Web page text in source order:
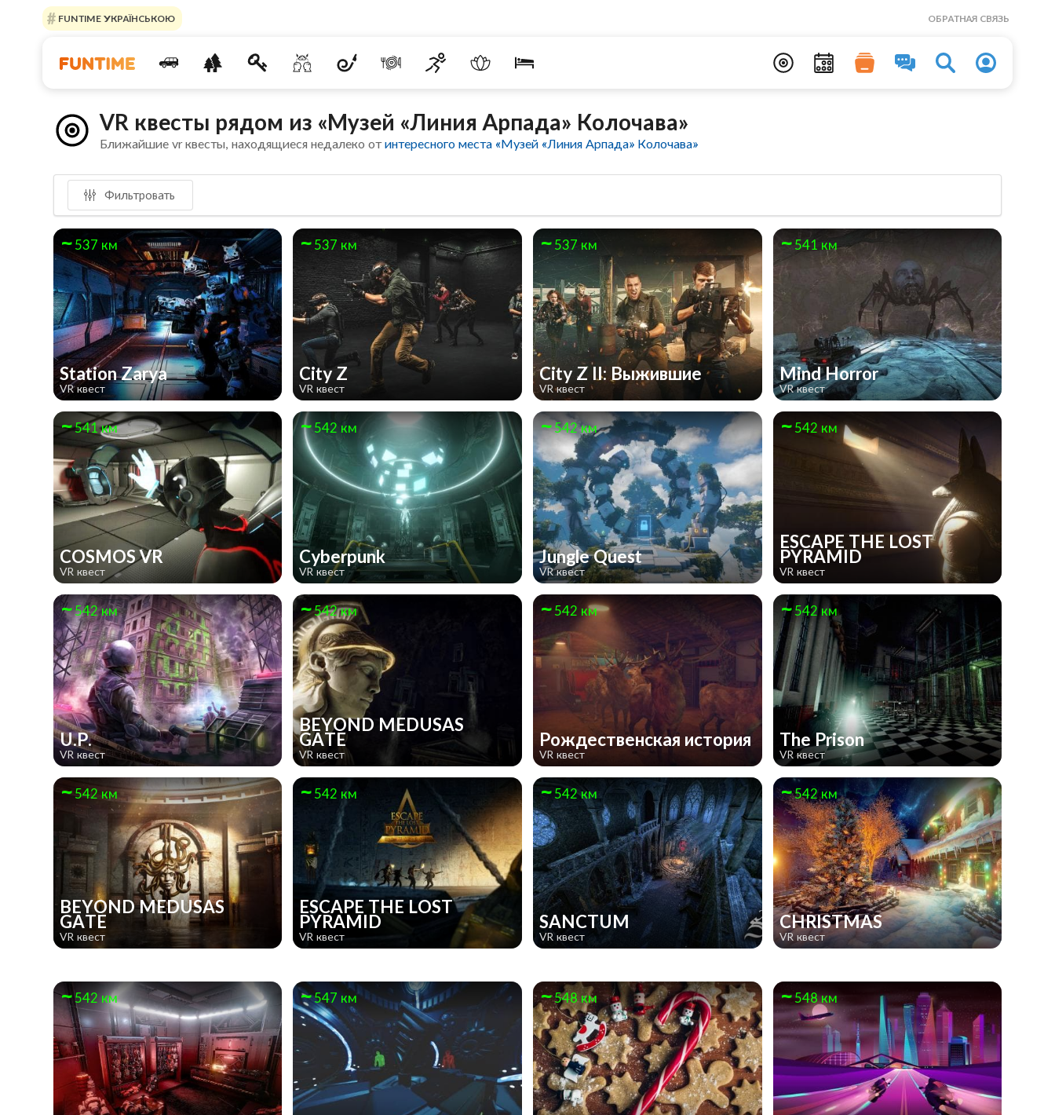
FUNTIME УКРАЇНСЬКОЮ ОБРАТНАЯ СВЯЗЬ
VR квесты рядом из «Музей «Линия Арпада» Колочава»
Ближайшие vr квесты, находящиеся недалеко отинтересного места «Музей «Линия Арпада» Колочава»
Фильтровать
537 км
Station Zarya
VR квест
537 км
City Z
VR квест
537 км
City Z II: Выжившие
VR квест
541 км
Mind Horror
VR квест
541 км
COSMOS VR
VR квест
542 км
Cyberpunk
VR квест
542 км
Jungle Quest
VR квест
542 км
ESCAPE THE LOST
PYRAMID
VR квест
542 км
U.P.
VR квест
542 км
BEYOND MEDUSAS
GATE
VR квест
542 км
Рождественская история
VR квест
542 км
The Prison
VR квест
542 км
BEYOND MEDUSAS
GATE
VR квест
542 км
ESCAPE THE LOST
PYRAMID
VR квест
542 км
SANCTUM
VR квест
542 км
CHRISTMAS
VR квест
542 км 547 км 548 км 548 км